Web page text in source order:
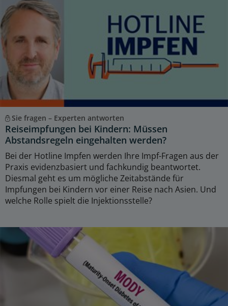
Sie fragen – Experten antworten
Reiseimpfungen bei Kindern: Müssen
Abstandsregeln eingehalten werden?
Bei der Hotline Impfen werden Ihre Impf-Fragen aus der
Praxis evidenzbasiert und fachkundig beantwortet.
Diesmal geht es um mögliche Zeitabstände für
Impfungen bei Kindern vor einer Reise nach Asien. Und
welche Rolle spielt die Injektionsstelle?